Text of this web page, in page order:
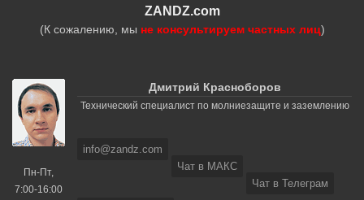
ZANDZ.com
(К сожалению, мы не консультируем частных лиц)
Пн-Пт,
7:00-16:00
Дмитрий Красноборов
Технический специалист по молниезащите и заземлению
info@zandz.com
Чат в МАКС
Чат в Телеграм